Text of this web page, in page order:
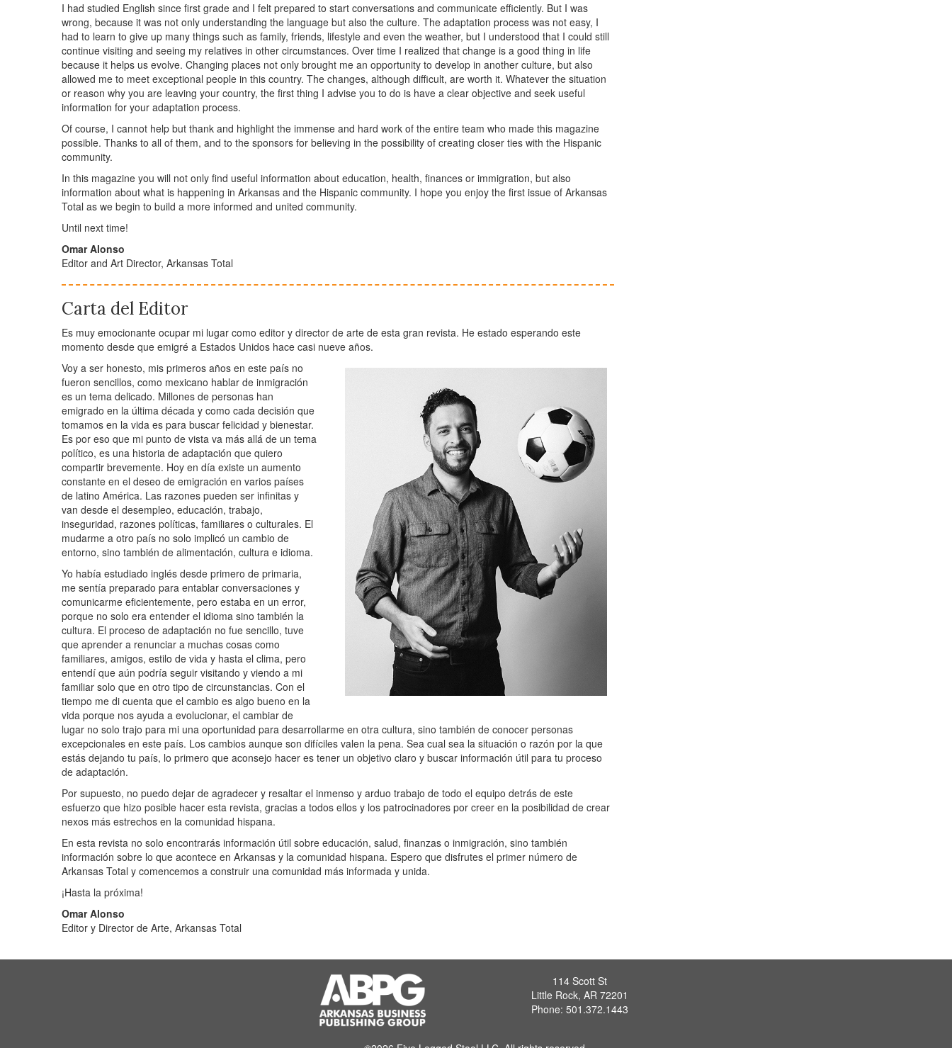
I had studied English since first grade and I felt prepared to start conversations and communicate efficiently. But I was
wrong, because it was not only understanding the language but also the culture. The adaptation process was not easy, I
had to learn to give up many things such as family, friends, lifestyle and even the weather, but I understood that I could still
continue visiting and seeing my relatives in other circumstances. Over time I realized that change is a good thing in life
because it helps us evolve. Changing places not only brought me an opportunity to develop in another culture, but also
allowed me to meet exceptional people in this country. The changes, although difficult, are worth it. Whatever the situation
or reason why you are leaving your country, the first thing I advise you to do is have a clear objective and seek useful
information for your adaptation process.
Of course, I cannot help but thank and highlight the immense and hard work of the entire team who made this magazine
possible. Thanks to all of them, and to the sponsors for believing in the possibility of creating closer ties with the Hispanic
community.
In this magazine you will not only find useful information about education, health, finances or immigration, but also
information about what is happening in Arkansas and the Hispanic community. I hope you enjoy the first issue of Arkansas
Total as we begin to build a more informed and united community.
Until next time!
Omar Alonso
Editor and Art Director, Arkansas Total
Carta del Editor
Es muy emocionante ocupar mi lugar como editor y director de arte de esta gran revista. He estado esperando este
momento desde que emigré a Estados Unidos hace casi nueve años.
Voy a ser honesto, mis primeros años en este país no
fueron sencillos, como mexicano hablar de inmigración
es un tema delicado. Millones de personas han
emigrado en la última década y como cada decisión que
tomamos en la vida es para buscar felicidad y bienestar.
Es por eso que mi punto de vista va más allá de un tema
político, es una historia de adaptación que quiero
compartir brevemente. Hoy en día existe un aumento
constante en el deseo de emigración en varios países
de latino América. Las razones pueden ser infinitas y
van desde el desempleo, educación, trabajo,
inseguridad, razones políticas, familiares o culturales. El
mudarme a otro país no solo implicó un cambio de
entorno, sino también de alimentación, cultura e idioma.
Yo había estudiado inglés desde primero de primaria,
me sentía preparado para entablar conversaciones y
comunicarme eficientemente, pero estaba en un error,
porque no solo era entender el idioma sino también la
cultura. El proceso de adaptación no fue sencillo, tuve
que aprender a renunciar a muchas cosas como
familiares, amigos, estilo de vida y hasta el clima, pero
entendí que aún podría seguir visitando y viendo a mi
familiar solo que en otro tipo de circunstancias. Con el
tiempo me di cuenta que el cambio es algo bueno en la
vida porque nos ayuda a evolucionar, el cambiar de
lugar no solo trajo para mi una oportunidad para desarrollarme en otra cultura, sino también de conocer personas
excepcionales en este país. Los cambios aunque son difíciles valen la pena. Sea cual sea la situación o razón por la que
estás dejando tu país, lo primero que aconsejo hacer es tener un objetivo claro y buscar información útil para tu proceso
de adaptación.
Por supuesto, no puedo dejar de agradecer y resaltar el inmenso y arduo trabajo de todo el equipo detrás de este
esfuerzo que hizo posible hacer esta revista, gracias a todos ellos y los patrocinadores por creer en la posibilidad de crear
nexos más estrechos en la comunidad hispana.
En esta revista no solo encontrarás información útil sobre educación, salud, finanzas o inmigración, sino también
información sobre lo que acontece en Arkansas y la comunidad hispana. Espero que disfrutes el primer número de
Arkansas Total y comencemos a construir una comunidad más informada y unida.
¡Hasta la próxima!
Omar Alonso
Editor y Director de Arte, Arkansas Total
114 Scott St
Little Rock, AR 72201
Phone: 501.372.1443